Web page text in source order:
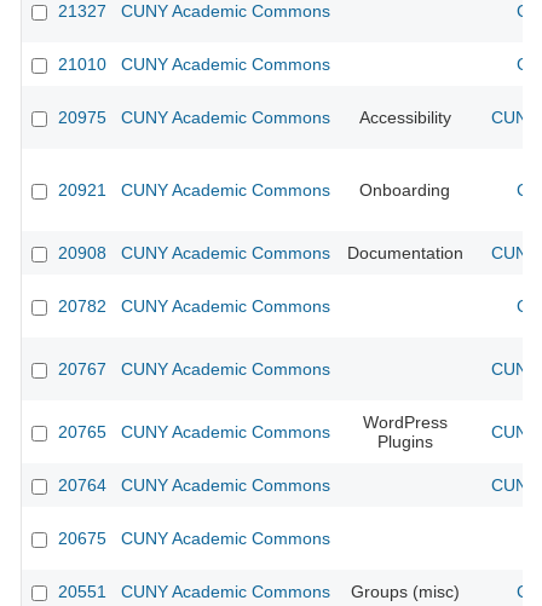
21327 CUNY Academic Commons
21010 CUNY Academic Commons
20975 CUNY Academic Commons Accessibility
20921 CUNY Academic Commons Onboarding
20908 CUNY Academic Commons Documentation
20782 CUNY Academic Commons
20767 CUNY Academic Commons
20765 CUNY Academic Commons
WordPress
Plugins
20764 CUNY Academic Commons
20675 CUNY Academic Commons
20551 CUNY Academic Commons Groups (misc)